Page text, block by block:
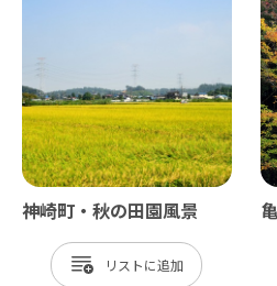
神崎町・秋の田園風景
リスト